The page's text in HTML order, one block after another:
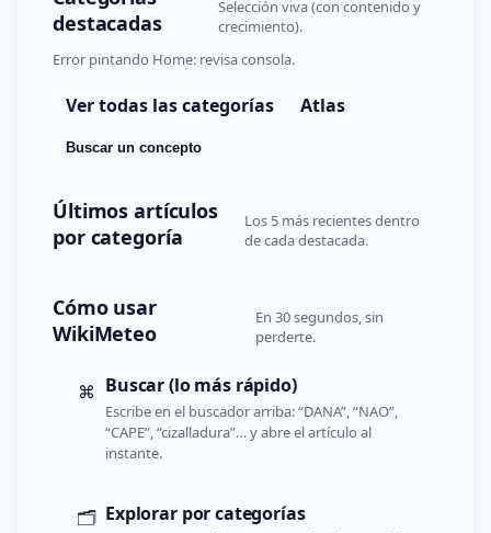
destacadas
Selección viva (con contenido y
crecimiento).
Error pintando Home: revisa consola.
Ver todas las categorías Atlas
Buscar un concepto
Últimos artículos
por categoría
Los 5 más recientes dentro
de cada destacada.
Cómo usar
WikiMeteo
En 30 segundos, sin
perderte.
⌘ Buscar (lo más rápido)
Escribe en el buscador arriba: “DANA”, “NAO”,
“CAPE”, “cizalladura”… y abre el artículo al
instante.
🗂️ Explorar por categorías